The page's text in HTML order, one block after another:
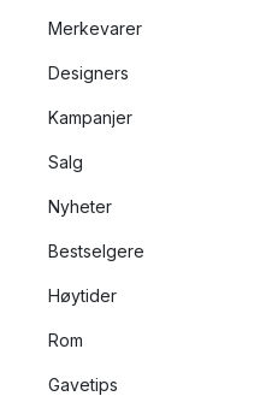
Merkevarer
Designers
Kampanjer
Salg
Nyheter
Bestselgere
Høytider
Rom
Gavetips